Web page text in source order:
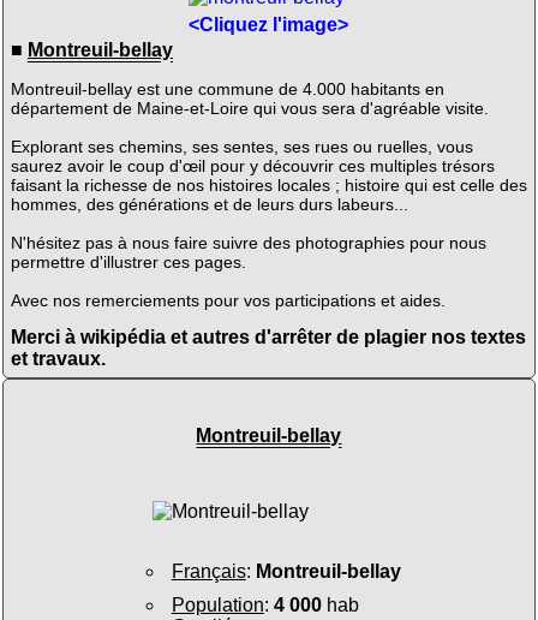
<Cliquez l'image>
■ Montreuil-bellay
Montreuil-bellay est une commune de 4.000 habitants en
département de Maine-et-Loire qui vous sera d'agréable visite.
Explorant ses chemins, ses sentes, ses rues ou ruelles, vous
saurez avoir le coup d'œil pour y découvrir ces multiples trésors
faisant la richesse de nos histoires locales ; histoire qui est celle des
hommes, des générations et de leurs durs labeurs...
N'hésitez pas à nous faire suivre des photographies pour nous
permettre d'illustrer ces pages.
Avec nos remerciements pour vos participations et aides.
Merci à wikipédia et autres d'arrêter de plagier nos textes
et travaux.
Montreuil-bellay
Français: Montreuil-bellay
Population: 4 000hab